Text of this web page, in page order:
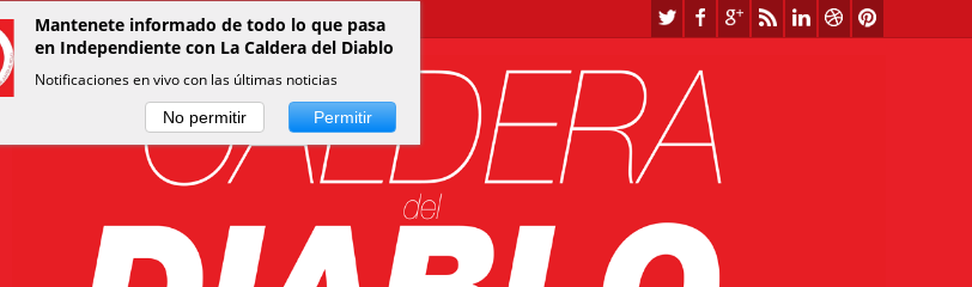
Mantenete informado de todo lo que pasa
en Independiente con La Caldera del Diablo
Notificaciones en vivo con las últimas noticias
No permitir Permitir